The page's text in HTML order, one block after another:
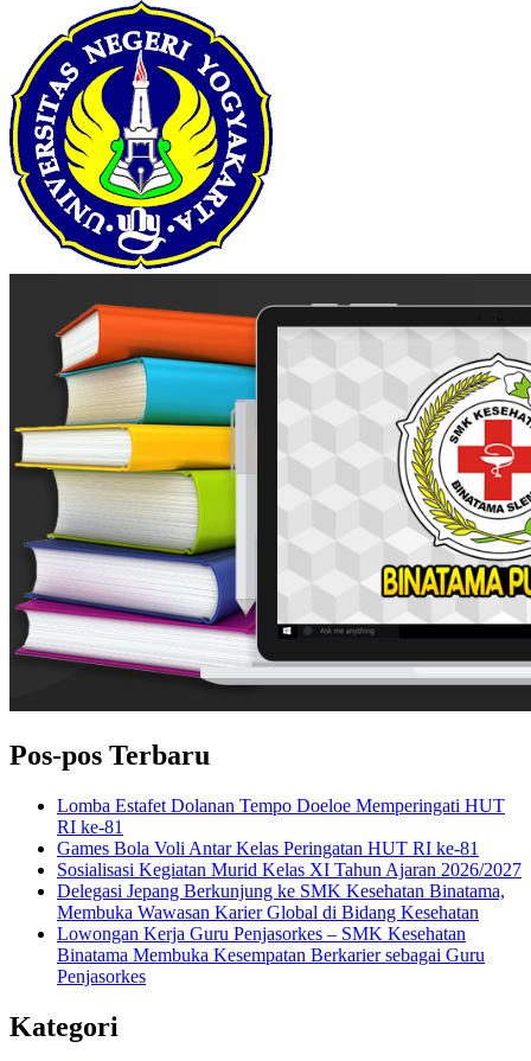
Pos-pos Terbaru
Lomba Estafet Dolanan Tempo Doeloe Memperingati HUT
RI ke-81
Games Bola Voli Antar Kelas Peringatan HUT RI ke-81
Sosialisasi Kegiatan Murid Kelas XI Tahun Ajaran 2026/2027
Delegasi Jepang Berkunjung ke SMK Kesehatan Binatama,
Membuka Wawasan Karier Global di Bidang Kesehatan
Lowongan Kerja Guru Penjasorkes – SMK Kesehatan
Binatama Membuka Kesempatan Berkarier sebagai Guru
Penjasorkes
Kategori